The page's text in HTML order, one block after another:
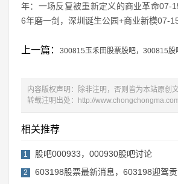
年：一场反复被重新定义的商业革命07-
6年磨一剑，深圳诞生公园+商业新模07-
上一篇： 300815玉禾田股票股吧，300815股
内容版权声明：除非注明，否则皆为本站原创文
转载注明出处：
http://
相关推荐
1 股吧000933，000930股吧讨论
2 603198股票最新消息，603198迎驾